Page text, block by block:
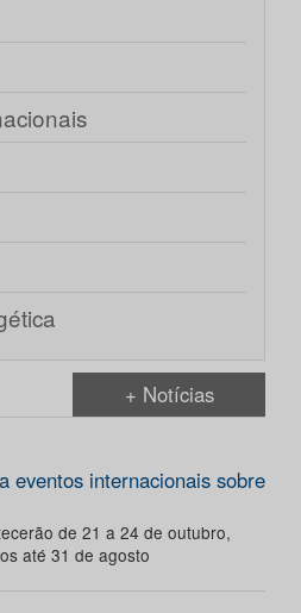
+ Notícias
eventos internacionais sobre
de 21 a 24 de outubro,
até 31 de agosto